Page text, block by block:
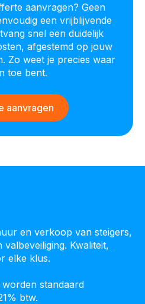
aanvragen? Geen
een vrijblijvende
snel een duidelijk
afgestemd op jouw
Zo weet je precies waar
toe bent.
aanvragen
en verkoop van steigers,
Kwaliteit,
elke klus.
standaard
btw.